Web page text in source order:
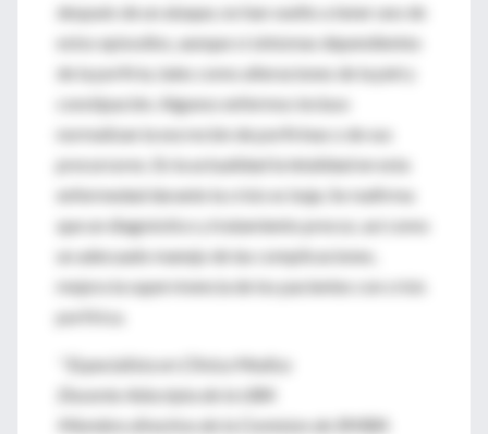
después de un ataque, no han vuelto a tener uno de
estos episodios, aunque sí síntomas dependientes
de la porfiria, tales como alteraciones de la piel y
constipación. Algunos enfermos incluso
normalizan la excreción de porfirinas o de sus
precursores. En la actualidad la letalidad en esta
enfermedad durante la crisis es baja. Se reafirma
que un diagnóstico y tratamiento precoz, así como
un adecuado manejo de las complicaciones,
mejora la supervivencia de los pacientes con crisis
porfírica.
* Especialista en Clinica Medica
Docente Adscripta de la UBA
Miembro directivo de la Comision de SMIBA